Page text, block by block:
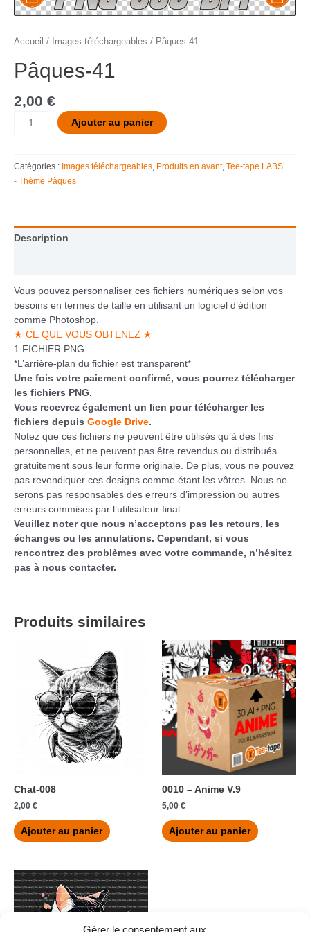
Gérer le consentement aux
Accueil / Images téléchargeables / Pâques-41
Pâques-41
2,00 €
Ajouter au panier
Catégories : Images téléchargeables Produits en avant, Tee-tape LABS
- Thème Pâques
Description
Vous pouvez personnaliser ces fichiers numériques selon vos
besoins en termes de taille en utilisant un logiciel d’édition
comme Photoshop.
★ CE QUE VOUS OBTENEZ ★
1 FICHIER PNG
*L’arrière-plan du fichier est transparent*
Une fois votre paiement confirmé, vous pourrez télécharger
les fichiers PNG.
Vous recevrez également un lien pour télécharger les
fichiers depuis Google Drive.
Notez que ces fichiers ne peuvent être utilisés qu’à des fins
personnelles, et ne peuvent pas être revendus ou distribués
gratuitement sous leur forme originale. De plus, vous ne pouvez
pas revendiquer ces designs comme étant les vôtres. Nous ne
serons pas responsables des erreurs d’impression ou autres
erreurs commises par l’utilisateur final.
Veuillez noter que nous n’acceptons pas les retours, les
échanges ou les annulations. Cependant, si vous
rencontrez des problèmes avec votre commande, n’hésitez
pas à nous contacter.
Produits similaires
Chat-008
2,00 €
Ajouter au panier
0010 – Anime V.9
5,00 €
Ajouter au panier